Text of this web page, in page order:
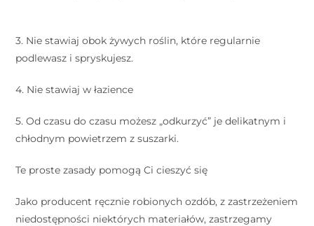
3. Nie stawiaj obok żywych roślin, które regularnie
podlewasz i spryskujesz. ⠀
4. Nie stawiaj w łazience ⠀
5. Od czasu do czasu możesz „odkurzyć” je delikatnym i
chłodnym powietrzem z suszarki. ⠀
Te proste zasady pomogą Ci cieszyć się
Jako producent ręcznie robionych ozdób, z zastrzeżeniem
niedostępności niektórych materiałów, zastrzegamy